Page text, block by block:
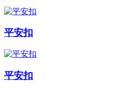
平安扣
平安扣